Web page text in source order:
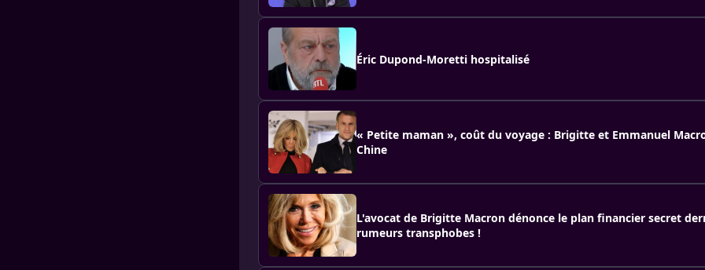
Éric Dupond-Moretti hospitalisé
« Petite maman », coût du voyage : Brigitte et Emmanuel
Chine
L'avocat de Brigitte Macron dénonce le plan financier secret
rumeurs transphobes !